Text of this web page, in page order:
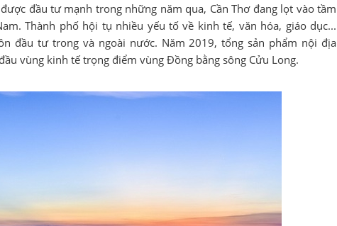
đầu tư mạnh trong những năm qua, Cần Thơ đang lọt vào tầm
Thành phố hội tụ nhiều yếu tố về kinh tế, văn hóa, giáo dục...
đầu tư trong và ngoài nước. Năm 2019, tổng sản phẩm nội địa
vùng kinh tế trọng điểm vùng Đồng bằng sông Cửu Long.